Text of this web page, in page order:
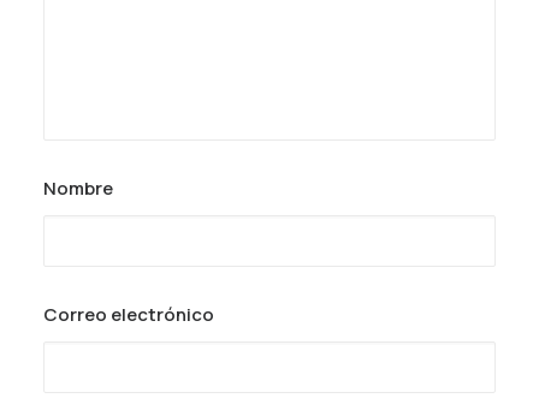
Nombre
Correo electrónico